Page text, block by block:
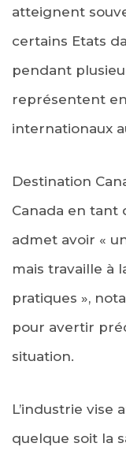
atteignent
certains Etats
pendant
représentent
internationaux
Destination
Canada en tant
admet avoir «
mais travaille à
pratiques »,
pour avertir
situation.
L’industrie vise
quelque soit la